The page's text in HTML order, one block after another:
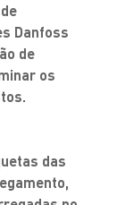
Danfoss
de
os
das